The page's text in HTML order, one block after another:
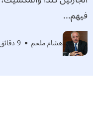
فيهم...
هشام ملحم 9 دقائق قراءة